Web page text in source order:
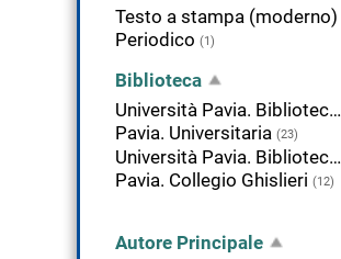
Testo a stampa (moderno)
Periodico (1)
Biblioteca
Università Pavia. Biblioteca di Studi Umanistici
Pavia. Universitaria (23)
Università Pavia. Biblioteca del Dipartimento di musicologia e beni culturali
Pavia. Collegio Ghislieri (12)
Autore Principale